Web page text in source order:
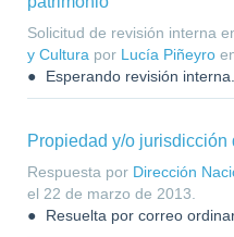
Solicitud de revisión interna
y Cultura por Lucía Piñeyro
Esperando revisión interna.
Propiedad y/o jurisdicción
Respuesta por Dirección
el 22 de marzo de 2013
Resuelta por correo